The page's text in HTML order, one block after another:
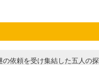
の依頼を受け集結した五人